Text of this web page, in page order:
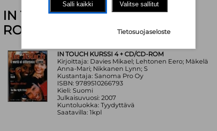
IN TOUCH KURSSI 4 + CD/CD-
ROM
IN TOUCH KURSSI 4 + CD/CD-ROM
Kirjoittaja: Davies Mikael; Lehtonen Eero; Mäkelä
Anna-Mari; Nikkanen Lynn; S
Kustantaja: Sanoma Pro Oy
ISBN: 9789510266793
Kieli: Suomi
Julkaisuvuosi: 2007
Kuntoluokka: Tyydyttävä
Saatavilla: 1kpl
Salli kaikki Valitse sallitut
Tietosuojaseloste